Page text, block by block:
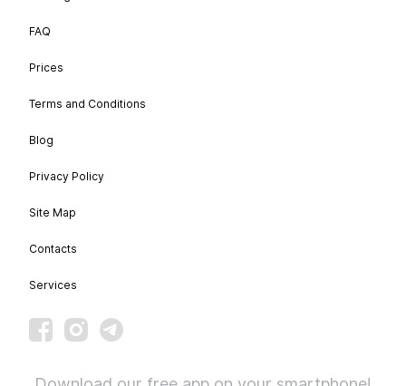
FAQ
Prices
Terms and Conditions
Blog
Privacy Policy
Site Map
Contacts
Services